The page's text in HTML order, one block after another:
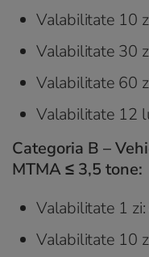
Valabilitate 10
Valabilitate 30
Valabilitate 60
Valabilitate 12
Categoria B –
MTMA ≤ 3,5 tone:
Valabilitate 1
Valabilitate 10